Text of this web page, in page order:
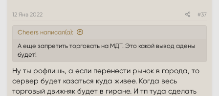
12 Янв 2022 #37
Cheers написал(а):
А еще запретить торговать на МДТ. Это какой вывод адены
будет!
Ну ты рофлишь, а если перенести рынок в города, то
сервер будет казаться куда живее. Когда весь
торговый движняк будет в гиране. И тп туда сделать